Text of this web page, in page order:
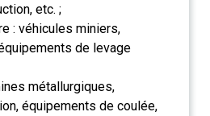
etc. ;
: véhicules miniers,
de levage
métallurgiques,
équipements de coulée,